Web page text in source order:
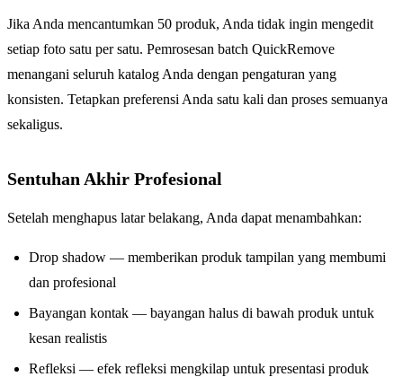
Jika Anda mencantumkan 50 produk, Anda tidak ingin mengedit
setiap foto satu per satu. Pemrosesan batch QuickRemove
menangani seluruh katalog Anda dengan pengaturan yang
konsisten. Tetapkan preferensi Anda satu kali dan proses semuanya
sekaligus.
Sentuhan Akhir Profesional
Setelah menghapus latar belakang, Anda dapat menambahkan:
Drop shadow — memberikan produk tampilan yang membumi
dan profesional
Bayangan kontak — bayangan halus di bawah produk untuk
kesan realistis
Refleksi — efek refleksi mengkilap untuk presentasi produk